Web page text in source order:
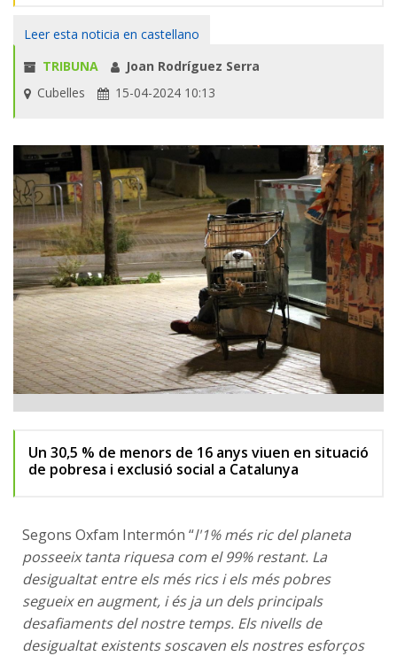
Leer esta noticia en castellano
TRIBUNA
Joan Rodríguez Serra
Cubelles
15-04-2024 10:13
Un 30,5 % de menors de 16 anys viuen en situació
de pobresa i exclusió social a Catalunya
Segons Oxfam Intermón “l'1% més ric del planeta
posseeix tanta riquesa com el 99% restant. La
desigualtat entre els més rics i els més pobres
segueix en augment, i és ja un dels principals
desafiaments del nostre temps. Els nivells de
desigualtat existents soscaven els nostres esforços